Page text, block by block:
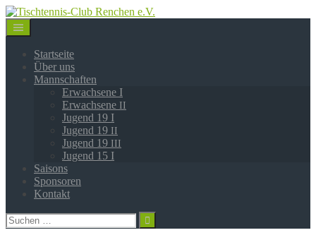
Springe
zum
Inhalt
Startseite
Über uns
Mannschaften
Erwachsene I
Erwachsene II
Jugend 19 I
Jugend 19 II
Jugend 19 III
Jugend 15 I
Saisons
Sponsoren
Kontakt
Suchen
nach: